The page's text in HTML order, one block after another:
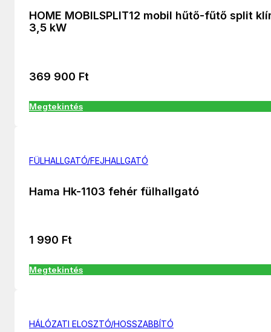
HOME MOBILSPLIT12 mobil hűtő-fűtő split
3,5 kW
369 900 Ft
Megtekintés
FÜLHALLGATÓ/FEJHALLGATÓ
Hama Hk-1103 fehér fülhallgató
1 990 Ft
Megtekintés
HÁLÓZATI ELOSZTÓ/HOSSZABBÍTÓ